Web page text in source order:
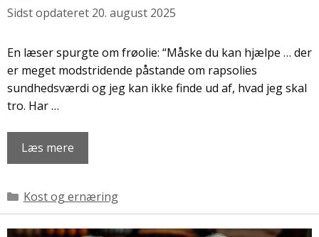
20. august 2025
En læser spurgte om frøolie: “Måske du kan hjælpe … der
er meget modstridende påstande om rapsolies
sundhedsværdi og jeg kan ikke finde ud af, hvad jeg skal
tro. Har …
Læs mere
Kategorier
Kost og ernæring